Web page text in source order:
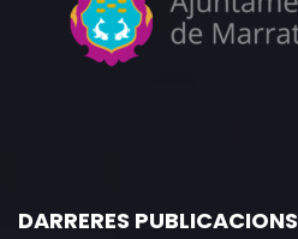
DARRERES PUBLICACIONS